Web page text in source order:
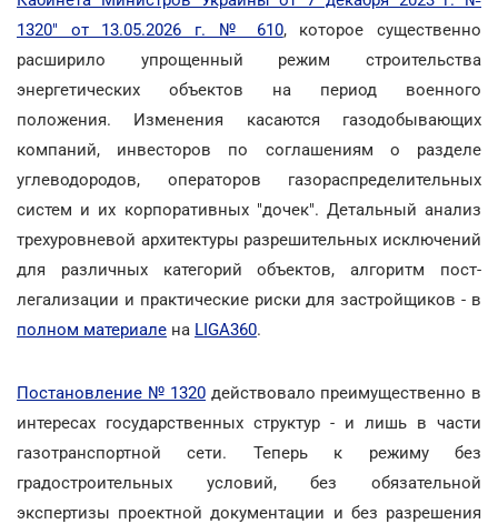
1320" от 13.05.2026 г. № 610, которое существенно
расширило упрощенный режим строительства
энергетических объектов на период военного
положения. Изменения касаются газодобывающих
компаний, инвесторов по соглашениям о разделе
углеводородов, операторов газораспределительных
систем и их корпоративных "дочек". Детальный анализ
трехуровневой архитектуры разрешительных исключений
для различных категорий объектов, алгоритм пост-
легализации и практические риски для застройщиков - в
полном материале на LIGA360.
Постановление № 1320 действовало преимущественно в
интересах государственных структур - и лишь в части
газотранспортной сети. Теперь к режиму без
градостроительных условий, без обязательной
экспертизы проектной документации и без разрешения